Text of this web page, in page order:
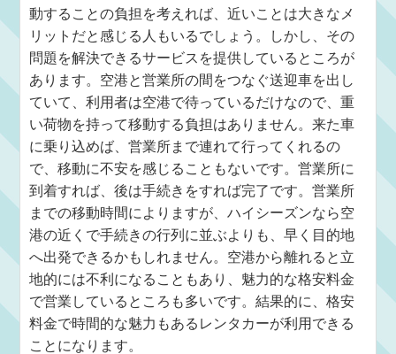
動することの負担を考えれば、近いことは大きなメ
リットだと感じる人もいるでしょう。しかし、その
問題を解決できるサービスを提供しているところが
あります。空港と営業所の間をつなぐ送迎車を出し
ていて、利用者は空港で待っているだけなので、重
い荷物を持って移動する負担はありません。来た車
に乗り込めば、営業所まで連れて行ってくれるの
で、移動に不安を感じることもないです。営業所に
到着すれば、後は手続きをすれば完了です。営業所
までの移動時間によりますが、ハイシーズンなら空
港の近くで手続きの行列に並ぶよりも、早く目的地
へ出発できるかもしれません。空港から離れると立
地的には不利になることもあり、魅力的な格安料金
で営業しているところも多いです。結果的に、格安
料金で時間的な魅力もあるレンタカーが利用できる
ことになります。